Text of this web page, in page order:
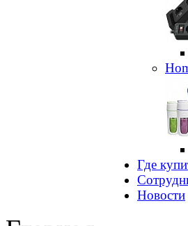
Где
Новости